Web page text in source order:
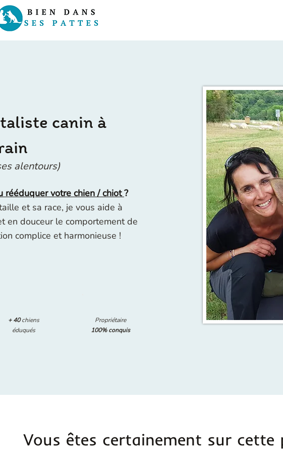
canin à
alentours)
rééduquer votre chien / chiot?
et sa race, je vous aide à
en douceur le comportement de
complice et harmonieuse !
+40chiens
éduqués
Propriétaire
100% conquis
Vous êtes certainement sur cette